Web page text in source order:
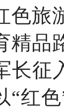
色旅
精品
长征
“红